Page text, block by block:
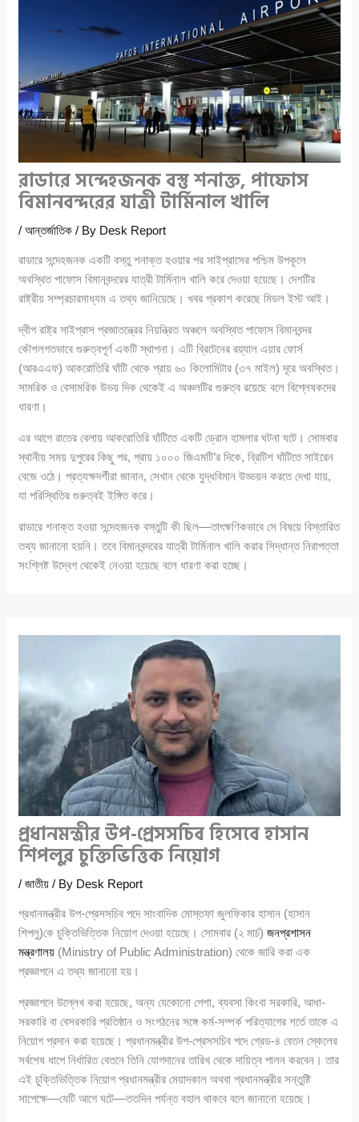
রাডারে সন্দেহজনক বস্তু শনাক্ত, পাফোস
বিমানবন্দরের যাত্রী টার্মিনাল খালি
/আন্তর্জাতিক / By Desk Report
রাডারে সন্দেহজনক একটি বস্তু শনাক্ত হওয়ার পর সাইপ্রাসের পশ্চিম উপকূলে
অবস্থিত পাফোস বিমানবন্দরের যাত্রী টার্মিনাল খালি করে দেওয়া হয়েছে। দেশটির
রাষ্ট্রীয় সম্প্রচারমাধ্যম এ তথ্য জানিয়েছে। খবর প্রকাশ করেছে মিডল ইস্ট আই।
দ্বীপ রাষ্ট্র সাইপ্রাস প্রজাতন্ত্রের নিয়ন্ত্রিত অঞ্চলে অবস্থিত পাফোস বিমানবন্দর
কৌশলগতভাবে গুরুত্বপূর্ণ একটি স্থাপনা। এটি ব্রিটেনের রয়্যাল এয়ার ফোর্স
(আরএএফ) আকরোতিরি ঘাঁটি থেকে প্রায় ৬০ কিলোমিটার (৩৭ মাইল) দূরে অবস্থিত।
সামরিক ও বেসামরিক উভয় দিক থেকেই এ অঞ্চলটির গুরুত্ব রয়েছে বলে বিশ্লেষকদের
ধারণা।
এর আগে রাতের বেলায় আকরোতিরি ঘাঁটিতে একটি ড্রোন হামলার ঘটনা ঘটে। সোমবার
স্থানীয় সময় দুপুরের কিছু পর, প্রায় ১০০০ জিএমটি’র দিকে, ব্রিটিশ ঘাঁটিতে সাইরেন
বেজে ওঠে। প্রত্যক্ষদর্শীরা জানান, সেখান থেকে যুদ্ধবিমান উড্ডয়ন করতে দেখা যায়,
যা পরিস্থিতির গুরুত্বই ইঙ্গিত করে।
রাডারে শনাক্ত হওয়া সন্দেহজনক বস্তুটি কী ছিল—তাৎক্ষণিকভাবে সে বিষয়ে বিস্তারিত
তথ্য জানানো হয়নি। তবে বিমানবন্দরের যাত্রী টার্মিনাল খালি করার সিদ্ধান্ত নিরাপত্তা
সংশ্লিষ্ট উদ্বেগ থেকেই নেওয়া হয়েছে বলে ধারণা করা হচ্ছে।
প্রধানমন্ত্রীর উপ-প্রেসসচিব হিসেবে হাসান
শিপলুর চুক্তিভিত্তিক নিয়োগ
/জাতীয় / By Desk Report
প্রধানমন্ত্রীর উপ-প্রেসসচিব পদে সাংবাদিক মোস্তফা জুলফিকার হাসান (হাসান
শিপলু)কে চুক্তিভিত্তিক নিয়োগ দেওয়া হয়েছে। সোমবার (২ মার্চ)জনপ্রশাসন
মন্ত্রণালয় (Ministry of Public Administration) থেকে জারি করা এক
প্রজ্ঞাপনে এ তথ্য জানানো হয়।
প্রজ্ঞাপনে উল্লেখ করা হয়েছে, অন্য যেকোনো পেশা, ব্যবসা কিংবা সরকারি, আধা-
সরকারি বা বেসরকারি প্রতিষ্ঠান ও সংগঠনের সঙ্গে কর্ম-সম্পর্ক পরিত্যাগের শর্তে তাকে এ
নিয়োগ প্রদান করা হয়েছে। প্রধানমন্ত্রীর উপ-প্রেসসচিব পদে গ্রেড-৪ বেতন স্কেলের
সর্বশেষ ধাপে নির্ধারিত বেতনে তিনি যোগদানের তারিখ থেকে দায়িত্ব পালন করবেন। তার
এই চুক্তিভিত্তিক নিয়োগ প্রধানমন্ত্রীর মেয়াদকাল অথবা প্রধানমন্ত্রীর সন্তুষ্টি
সাপেক্ষে—যেটি আগে ঘটে—ততদিন পর্যন্ত বহাল থাকবে বলে জানানো হয়েছে।